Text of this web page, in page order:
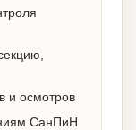
и осмотров
СанПиН